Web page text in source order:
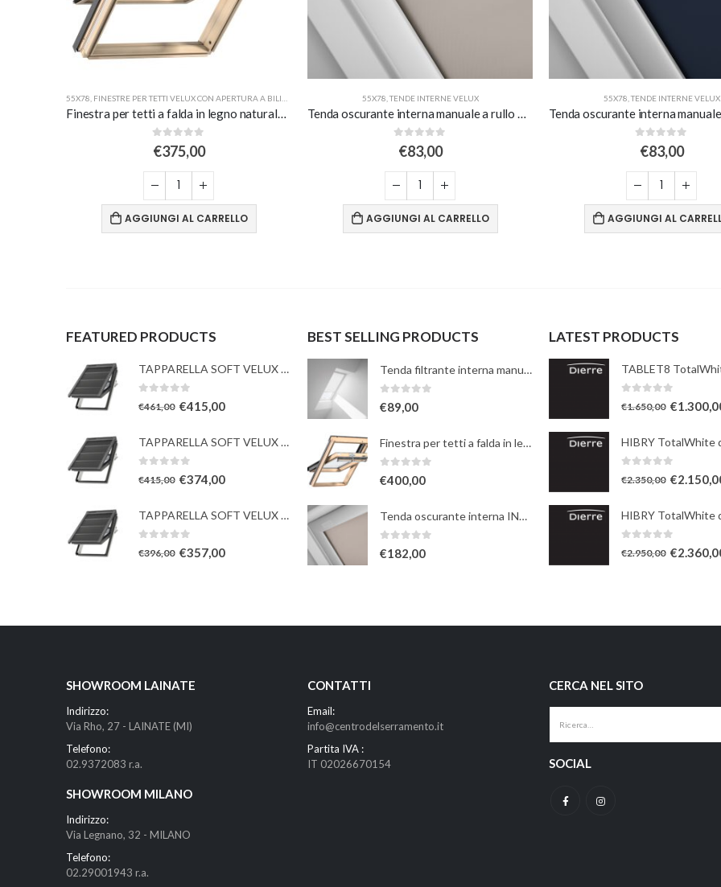
55X78 FINESTRE PER TETTI VELUX CON APERTURA A BILICO VELUX DIMENSIONI
0Su 5
€375,00
AGGIUNGI AL CARRELLO
55X78 TENDE INTERNE VELUX
Su 5
€83,00
AGGIUNGI AL CARRELLO
55X78 TENDE INTERNE VELUX
Su 5
€83,00
AGGIUNGI AL
FEATURED PRODUCTS
TAPPARELLA SOFT VELUX con TESSUTO oscurante solare
€461,00 €415,00
TAPPARELLA SOFT VELUX con TESSUTO oscurante solare
€415,00 €374,00
TAPPARELLA SOFT VELUX con TESSUTO oscurante solare
€396,00 €357,00
BEST SELLING PRODUCTS
Tenda filtrante interna manuale - bianca
€89,00
Finestra per tetti a falda in legno naturale con apertura a bilico manuale
€400,00
Tenda oscurante interna INTEGRA elettrica a rullo - beige
€182,00
LATEST PRODUCTS
€1.650,00 €
€2.350,00 €
€2.950,00 €
SHOWROOM LAINATE
Indirizzo:
Via Rho, 27 - LAINATE (MI)
Telefono:
02.9372083 r.a.
SHOWROOM MILANO
Indirizzo:
Via Legnano, 32 - MILANO
Telefono:
02.29001943 r.a.
CONTATTI
Email:
info@centrodelserramento.it
Partita IVA :
IT 02026670154
CERCA NEL SITO
SOCIAL